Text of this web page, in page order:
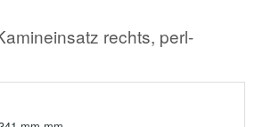
rechts, perl-